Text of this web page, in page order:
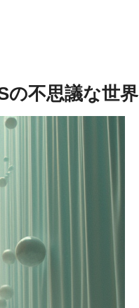
の不思議な世界